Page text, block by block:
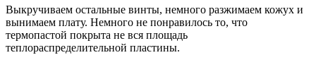
Выкручиваем остальные винты, немного разжимаем кожух и
вынимаем плату. Немного не понравилось то, что
термопастой покрыта не вся площадь
теплораспределительной пластины.